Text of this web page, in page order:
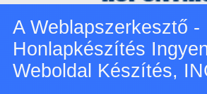
A Weblapszerkesztő -
Honlapkészítés
Weboldal Készítés,